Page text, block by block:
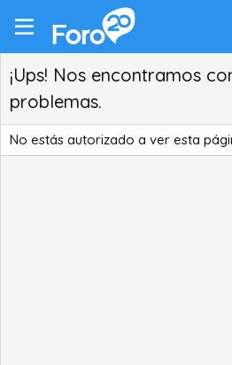
¡Ups! Nos encontramos
problemas.
No estás autorizado a ver esta